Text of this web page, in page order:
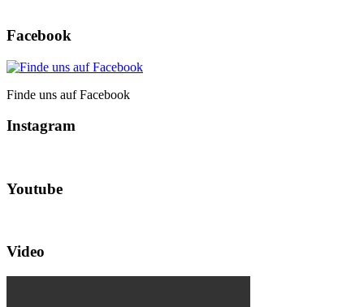
Facebook
Finde uns auf Facebook
Instagram
Youtube
Video